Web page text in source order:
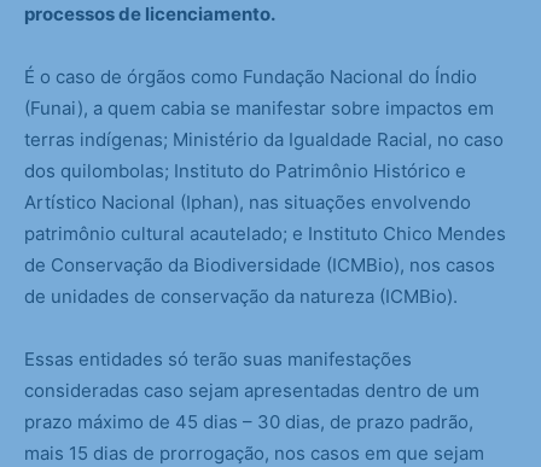
processos de licenciamento.
É o caso de órgãos como Fundação Nacional do Índio
(Funai), a quem cabia se manifestar sobre impactos em
terras indígenas; Ministério da Igualdade Racial, no caso
dos quilombolas; Instituto do Patrimônio Histórico e
Artístico Nacional (Iphan), nas situações envolvendo
patrimônio cultural acautelado; e Instituto Chico Mendes
de Conservação da Biodiversidade (ICMBio), nos casos
de unidades de conservação da natureza (ICMBio).
Essas entidades só terão suas manifestações
consideradas caso sejam apresentadas dentro de um
prazo máximo de 45 dias – 30 dias, de prazo padrão,
mais 15 dias de prorrogação, nos casos em que sejam